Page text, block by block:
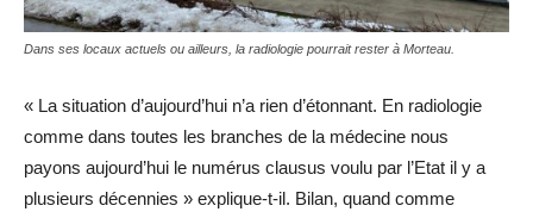
Dans ses locaux actuels ou ailleurs, la radiologie pourrait rester à Morteau.
« La situation d’aujourd’hui n’a rien d’étonnant. En radiologie
comme dans toutes les branches de la médecine nous
payons aujourd’hui le numérus clausus voulu par l’Etat il y a
plusieurs décennies » explique-t-il. Bilan, quand comme